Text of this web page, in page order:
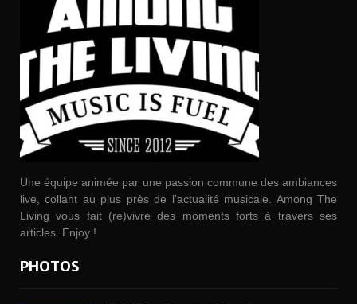
Une équipe animée par une passion commune des ambiances
live, collant au plus près de l’actualité musicale. Among The
Living vous fait (re)vivre des moments forts à travers ses
articles. Enjoy !
PHOTOS